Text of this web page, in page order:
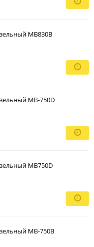
MB830B
MB-750D
MB750D
MB-750B